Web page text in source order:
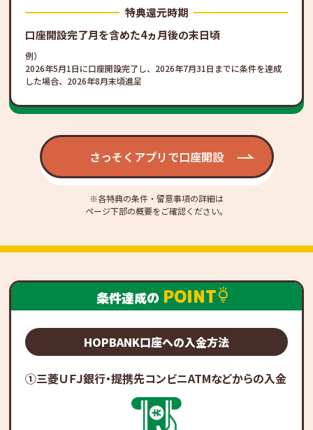
特典還元時期
口座開設完了月を含めた4ヵ月後の末日頃
例）
2026年5月1日に口座開設完了し、2026年7月31日までに条件を達成
した場合、2026年8月末頃進呈
さっそくアプリで口座開設
※各特典の条件・留意事項の詳細は
ページ下部の概要をご確認ください。
条件達成の POINT
HOPBANK口座への入金方法
①三菱ＵＦＪ銀行・提携先コンビニATMなどからの入金